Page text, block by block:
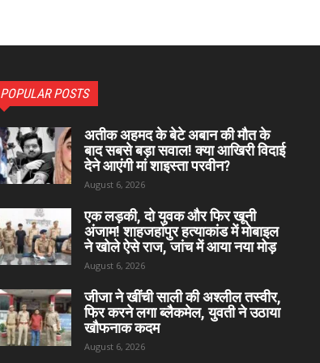
POPULAR POSTS
अतीक अहमद के बेटे अबान की मौत के
बाद सबसे बड़ा सवाल! क्या आखिरी विदाई
देने आएंगी मां शाइस्ता परवीन?
August 6, 2026
एक लड़की, दो युवक और फिर खूनी
अंजाम! शाहजहांपुर हत्याकांड में मोबाइल
ने खोले ऐसे राज, जांच में आया नया मोड़
August 6, 2026
जीजा ने खींची साली की अश्लील तस्वीर,
फिर करने लगा ब्लैकमेल, युवती ने उठाया
खौफनाक कदम
August 6, 2026